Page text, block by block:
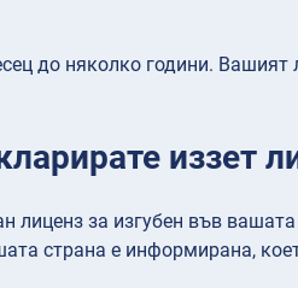
до няколко години.
иззет
лиценз за изгубен във
страна е информирана,